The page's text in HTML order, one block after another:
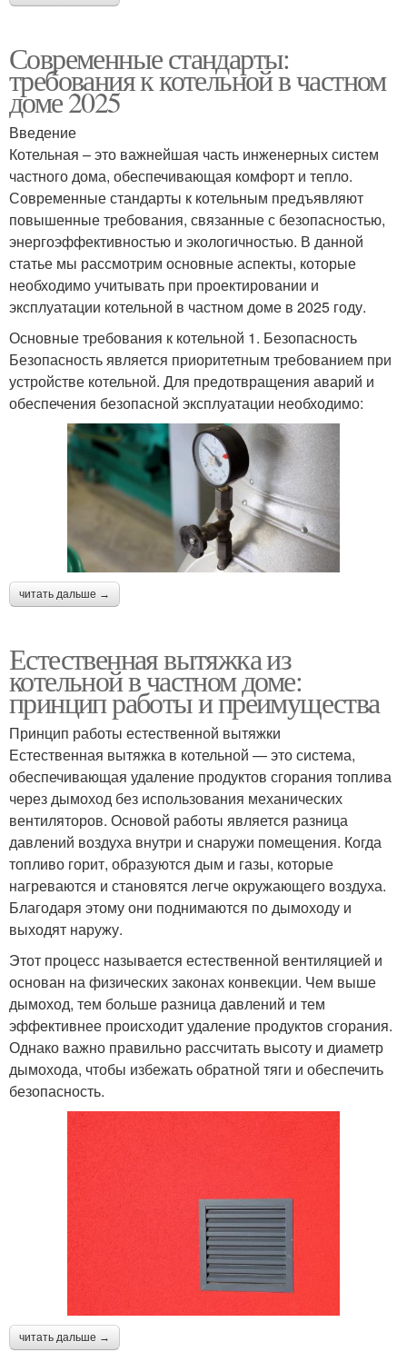
Современные стандарты:
требования к котельной в частном
доме 2025
Введение
Котельная – это важнейшая часть инженерных систем
частного дома, обеспечивающая комфорт и тепло.
Современные стандарты к котельным предъявляют
повышенные требования, связанные с безопасностью,
энергоэффективностью и экологичностью. В данной
статье мы рассмотрим основные аспекты, которые
необходимо учитывать при проектировании и
эксплуатации котельной в частном доме в 2025 году.
Основные требования к котельной 1. Безопасность
Безопасность является приоритетным требованием при
устройстве котельной. Для предотвращения аварий и
обеспечения безопасной эксплуатации необходимо:
читать дальше →
Естественная вытяжка из
котельной в частном доме:
принцип работы и преимущества
Принцип работы естественной вытяжки
Естественная вытяжка в котельной — это система,
обеспечивающая удаление продуктов сгорания топлива
через дымоход без использования механических
вентиляторов. Основой работы является разница
давлений воздуха внутри и снаружи помещения. Когда
топливо горит, образуются дым и газы, которые
нагреваются и становятся легче окружающего воздуха.
Благодаря этому они поднимаются по дымоходу и
выходят наружу.
Этот процесс называется естественной вентиляцией и
основан на физических законах конвекции. Чем выше
дымоход, тем больше разница давлений и тем
эффективнее происходит удаление продуктов сгорания.
Однако важно правильно рассчитать высоту и диаметр
дымохода, чтобы избежать обратной тяги и обеспечить
безопасность.
читать дальше →